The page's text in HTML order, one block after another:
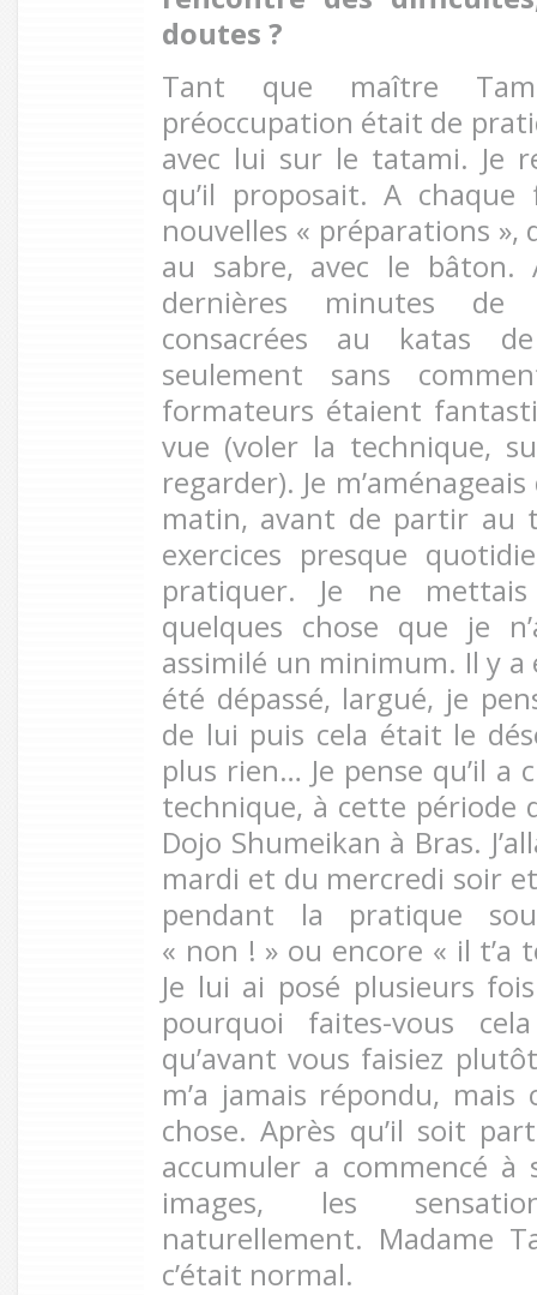
doutes ?
Tant que maître
préoccupation était de
avec lui sur le tatami. Je
qu’il proposait. A
nouvelles « préparations »,
au sabre, avec le bâton.
dernières minutes
consacrées au katas
seulement sans
formateurs étaient
vue (voler la technique,
regarder). Je
matin, avant de partir au
exercices presque
pratiquer. Je ne
quelques chose que je
assimilé un minimum. Il y a
été dépassé, largué, je
de lui puis cela était le
plus rien… Je pense qu’il a
technique, à cette période
Dojo Shumeikan à Bras.
mardi et du mercredi soir
pendant la pratique
« non ! » ou encore « il t’a
Je lui ai posé plusieurs
pourquoi faites-vous
qu’avant vous faisiez
m’a jamais répondu,
chose. Après qu’il soit
accumuler a commencé à
images, les
naturellement. Madame
c’était normal.